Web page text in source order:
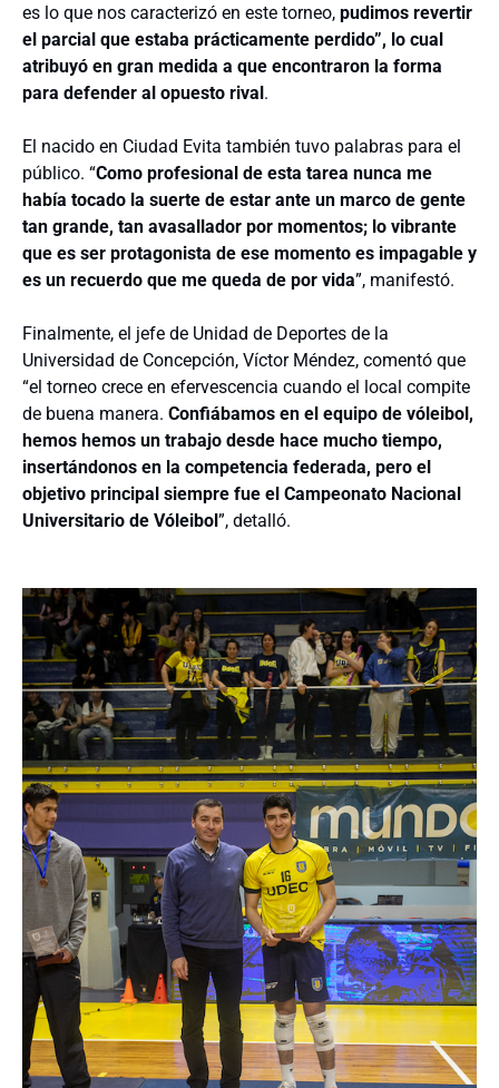
es lo que nos caracterizó en este torneo, pudimos revertir
el parcial que estaba prácticamente perdido”, lo cual
atribuyó en gran medida a que encontraron la forma
para defender al opuesto rival.
El nacido en Ciudad Evita también tuvo palabras para el
público. “Como profesional de esta tarea nunca me
había tocado la suerte de estar ante un marco de gente
tan grande, tan avasallador por momentos; lo vibrante
que es ser protagonista de ese momento es impagable y
es un recuerdo que me queda de por vida”, manifestó.
Finalmente, el jefe de Unidad de Deportes de la
Universidad de Concepción, Víctor Méndez, comentó que
“el torneo crece en efervescencia cuando el local compite
de buena manera. Confiábamos en el equipo de vóleibol,
hemos hemos un trabajo desde hace mucho tiempo,
insertándonos en la competencia federada, pero el
objetivo principal siempre fue el Campeonato Nacional
Universitario de Vóleibol”, detalló.